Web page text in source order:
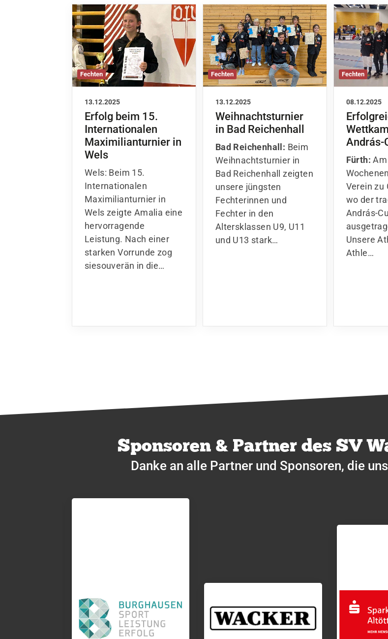
Fechten
13.12.2025
Erfolg beim 15.
Internationalen
Maximilianturnier in
Wels
Wels: Beim 15.
Internationalen
Maximilianturnier in
Wels zeigte Amalia eine
hervorragende
Leistung. Nach einer
starken Vorrunde zog
siesouverän in die…
Fechten
13.12.2025
Weihnachtsturnier
in Bad Reichenhall
Bad Reichenhall: Beim
Weihnachtsturnier in
Bad Reichenhall zeigten
unsere jüngsten
Fechterinnen und
Fechter in den
Altersklassen U9, U11
und U13 stark…
Fechten
08.12.2025
András-
Fürth:
Verein zu
wo der
András-
Unsere
Athle…
Sponsoren & Partner des SV
Danke an alle Partner und Sponsoren, die